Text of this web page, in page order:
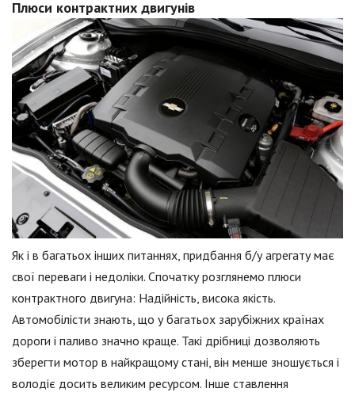
Плюси контрактних двигунів
Як і в багатьох інших питаннях, придбання б/у агрегату має
свої переваги і недоліки. Спочатку розглянемо плюси
контрактного двигуна: Надійність, висока якість.
Автомобілісти знають, що у багатьох зарубіжних країнах
дороги і паливо значно краще. Такі дрібниці дозволяють
зберегти мотор в найкращому стані, він менше зношується і
володіє досить великим ресурсом. Інше ставлення